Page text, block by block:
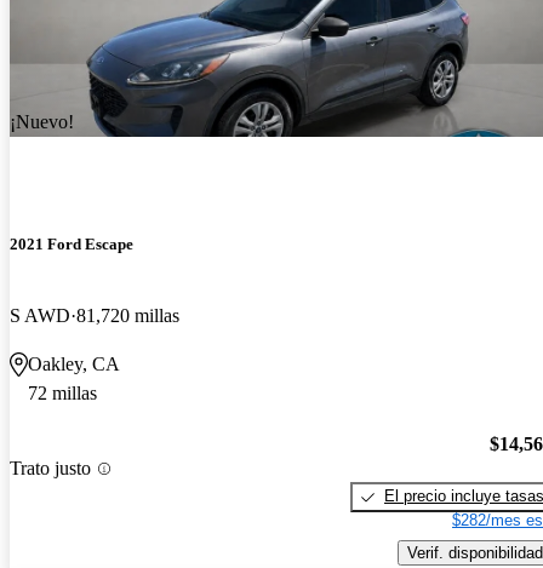
¡Nuevo!
2021 Ford Escape
S AWD 81,720 millas
Oakley, CA
72 millas
Trato justo
El precio incluye tasas
$282/mes
Verif. disponibilidad